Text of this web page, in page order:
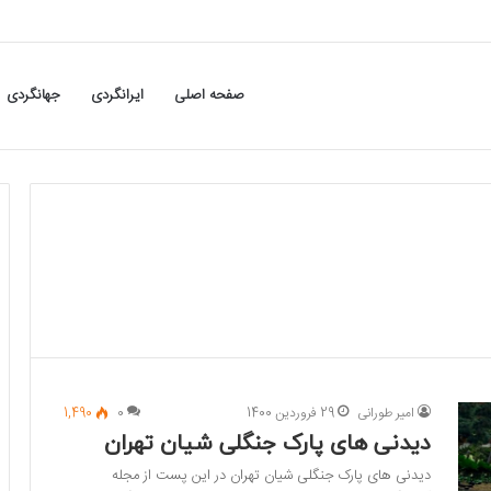
صفحه اصلی ایرانگردی جهانگردی
امیر طورانی 29 فروردین 1400 0
1,490
دیدنی های پارک جنگلی شیان تهران
دیدنی های پارک جنگلی شیان تهران در این پست از مجله